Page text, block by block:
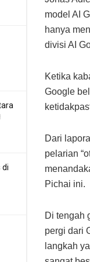
di
model AI
hanya
divisi AI
Ketika
Google
Dari
pelarian
Pichai ini.
Di tengah
pergi dari
langkah